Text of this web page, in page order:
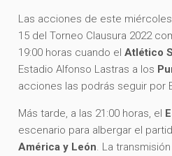
Las acciones de este
15 del Torneo Clausura 2022
19:00 horas cuando elAtlético
Estadio Alfonso Lastras a los
acciones las podrás seguir por
Más tarde, a las 21:00 horas, el
escenario para albergar el
América y León. La